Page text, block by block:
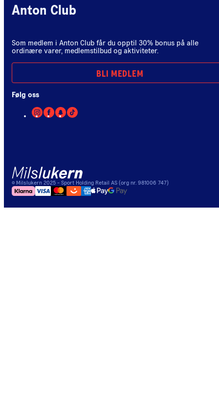
Anton Club
Som medlem i Anton Club får du opptil 30% bonus på alle
ordinære varer, medlemstilbud og aktiviteter.
BLI MEDLEM
Følg oss
© Milslukern 2025 - Sport Holding Retail AS (org nr. 981006 747)